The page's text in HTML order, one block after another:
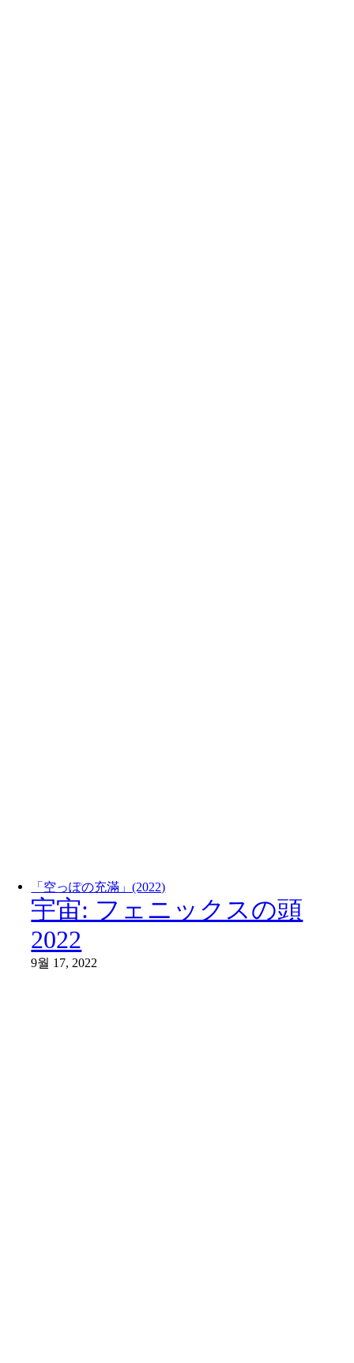
「空っぽの充滿」(2022)
宇宙: フェニックスの頭
2022
9월 17, 2022